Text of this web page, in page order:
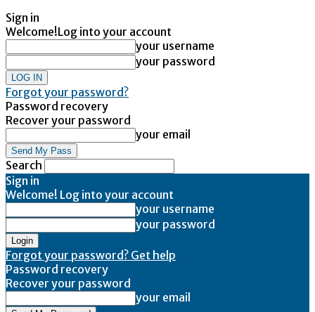
Sign in
Welcome!Log into your account
your username
your password
Forgot your password?
Password recovery
Recover your password
your email
Search
Sign in
Welcome! Log into your account
your username
your password
Forgot your password? Get help
Password recovery
Recover your password
your email